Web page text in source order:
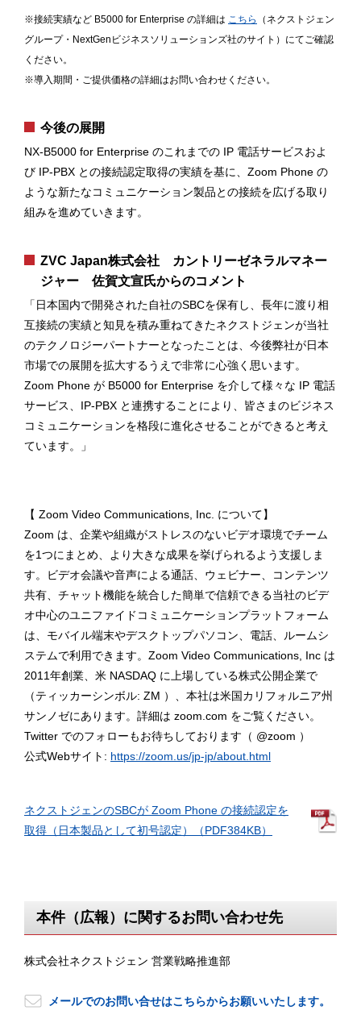
※接続実績など B5000 for Enterprise の詳細は こちら
（ネクストジェン
グループ・NextGenビジネスソリューションズ社のサイト）にてご確認
ください。
※導入期間・ご提供価格の詳細はお問い合わせください。
今後の展開
NX-B5000 for Enterprise のこれまでの IP 電話サービスおよ
び IP-PBX との接続認定取得の実績を基に、Zoom Phone の
ような新たなコミュニケーション製品との接続を広げる取り
組みを進めていきます。
ZVC Japan株式会社 カントリーゼネラルマネー
ジャー 佐賀文宣氏からのコメント
「日本国内で開発された自社のSBCを保有し、長年に渡り相
互接続の実績と知見を積み重ねてきたネクストジェンが当社
のテクノロジーパートナーとなったことは、今後弊社が日本
市場での展開を拡大するうえで非常に心強く思います。
Zoom Phone が B5000 for Enterprise を介して様々な IP 電話
サービス、IP-PBX と連携することにより、皆さまのビジネス
コミュニケーションを格段に進化させることができると考え
ています。」
【 Zoom Video Communications, Inc. について】
Zoom は、企業や組織がストレスのないビデオ環境でチーム
を1つにまとめ、より大きな成果を挙げられるよう支援しま
す。ビデオ会議や音声による通話、ウェビナー、コンテンツ
共有、チャット機能を統合した簡単で信頼できる当社のビデ
オ中心のユニファイドコミュニケーションプラットフォーム
は、モバイル端末やデスクトップパソコン、電話、ルームシ
ステムで利用できます。Zoom Video Communications, Inc は
2011年創業、米 NASDAQ に上場している株式公開企業で
（ティッカーシンボル: ZM ）、本社は米国カリフォルニア州
サンノゼにあります。詳細は zoom.com をご覧ください。
Twitter でのフォローもお待ちしております（ @zoom ）
公式Webサイト: https://zoom.us/jp-jp/about.html
ネクストジェンのSBCが Zoom Phone の接続認定を
取得（日本製品として初号認定）（PDF384KB）
本件（広報）に関するお問い合わせ先
株式会社ネクストジェン 営業戦略推進部
メールでのお問い合せはこちらからお願いいたします。